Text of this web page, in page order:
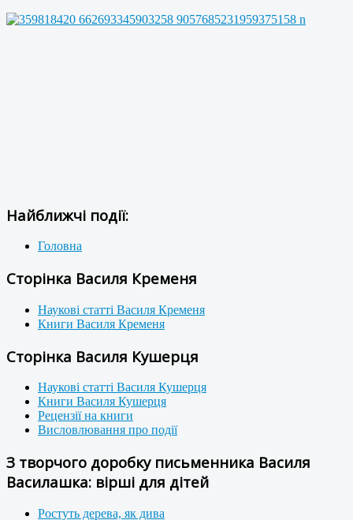
Найближчі події:
Головна
Сторінка Василя Кременя
Наукові статті Василя Кременя
Книги Василя Кременя
Сторінка Василя Кушерця
Наукові статті Василя Кушерця
Книги Василя Кушерця
Рецензії на книги
Висловлювання про події
З творчого доробку письменника Василя
Василашка: вірші для дітей
Ростуть дерева, як дива